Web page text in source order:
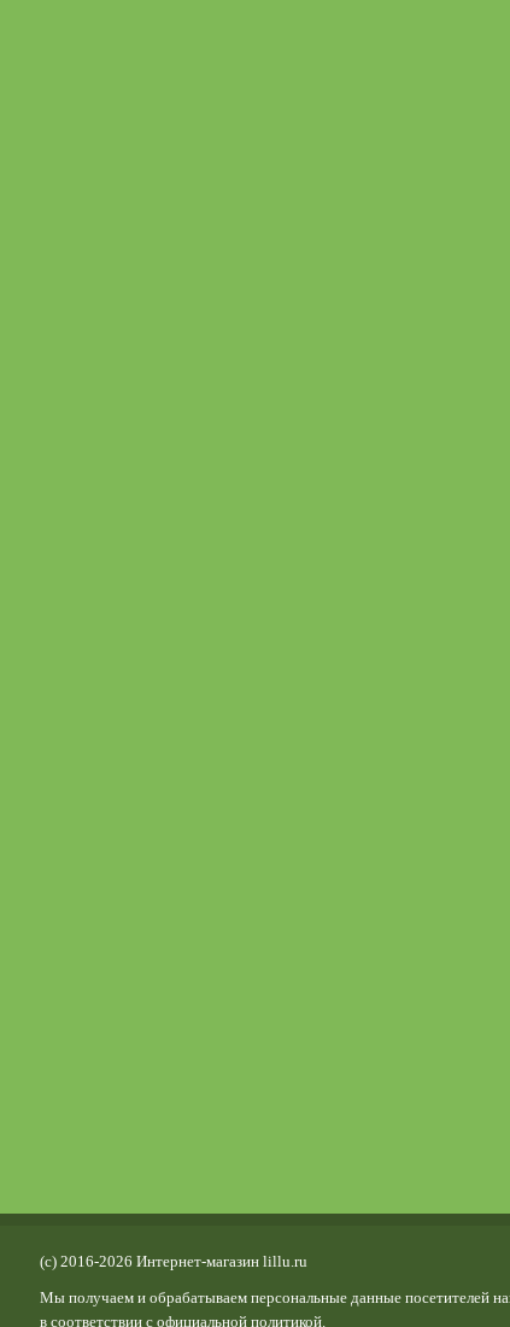
(c) 2016-2026 Интернет-магазин lillu.ru
Мы получаем и обрабатываем персональные данные посетителей
в соответствии с официальной политикой.